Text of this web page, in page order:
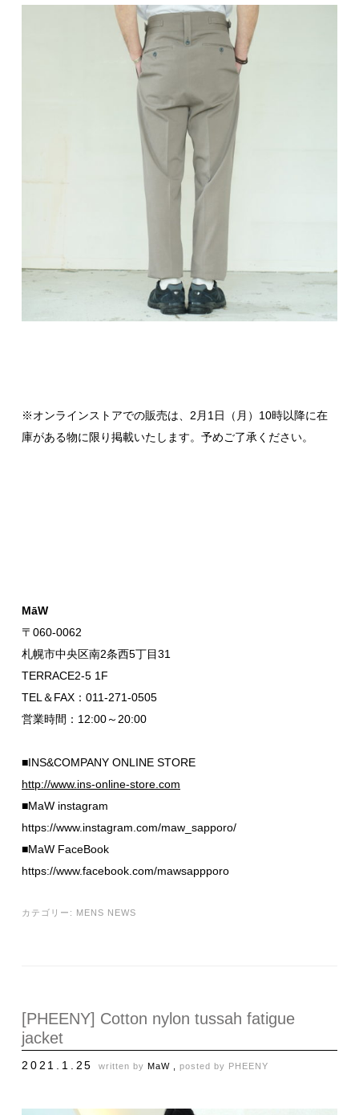
※オンラインストアでの販売は、2月1日（月）10時以降に在
庫がある物に限り掲載いたします。予めご了承ください。
MāW
〒060-0062
札幌市中央区南2条西5丁目31
TERRACE2-5 1F
TEL＆FAX：011-271-0505
営業時間：12:00～20:00
■INS&COMPANY ONLINE STORE
http://www.ins-online-store.com
■MaW instagram
https://www.instagram.com/maw_sapporo/
■MaW FaceBook
https://www.facebook.com/mawsappporo
カテゴリー: MENS NEWS
[PHEENY] Cotton nylon tussah fatigue
jacket
2021.1.25 written by MaW , posted by PHEENY